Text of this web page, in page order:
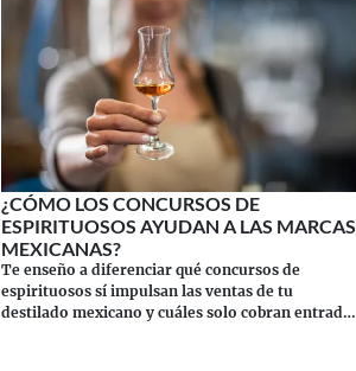
¿CÓMO LOS CONCURSOS DE
ESPIRITUOSOS AYUDAN A LAS MARCAS
MEXICANAS?
Te enseño a diferenciar qué concursos de
espirituosos sí impulsan las ventas de tu
destilado mexicano y cuáles solo cobran entrada.